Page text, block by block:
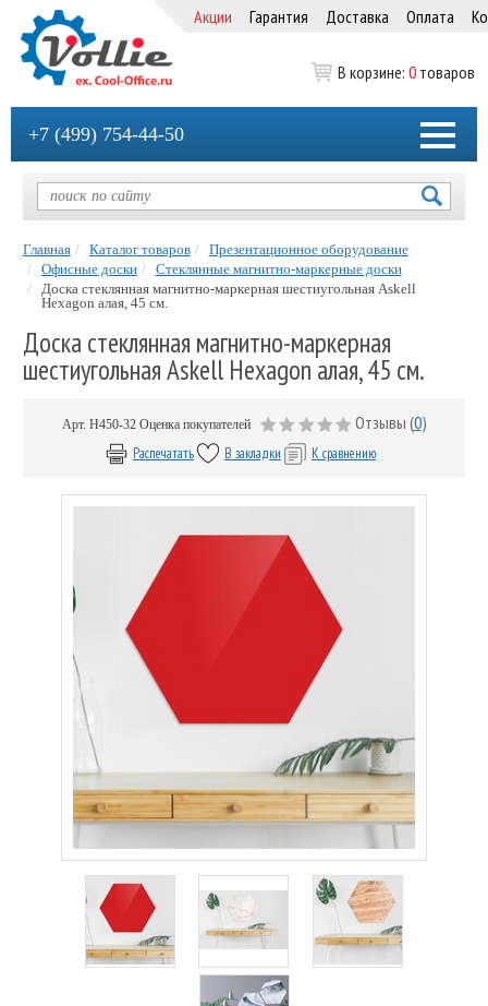
Акции Гарантия Доставка Оплата
В корзине: 0 товаров
+7 (499) 754-44-50
Главная Каталог товаров
Презентационное оборудование
Офисные доски
Стеклянные магнитно-маркерные доски
Доска стеклянная магнитно-маркерная шестиугольная Askell
Hexagon алая, 45 см.
Доска стеклянная магнитно-маркерная
шестиугольная Askell Hexagon алая, 45 см.
Арт. H450-32 Оценка покупателей Отзывы (0)
Распечатать В закладки К сравнению